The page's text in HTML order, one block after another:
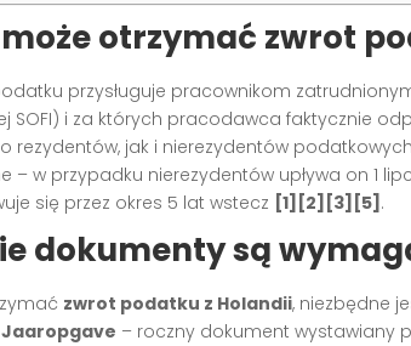
otrzymać zwrot
przysługuje pracownikom
SOFI) i za których pracodawca faktycznie
rezydentów, jak i nierezydentów
– w przypadku nierezydentów upływa on 1
się przez okres 5 lat wstecz [1][2][3][5] .
dokumenty są
zwrot podatku z Holandii, niezbędne
Jaaropgave – roczny dokument wystawiany